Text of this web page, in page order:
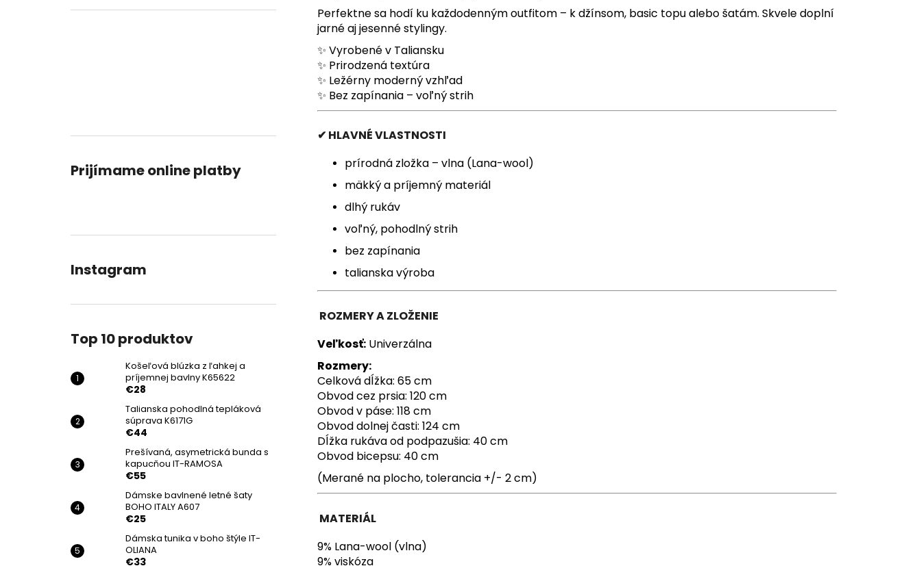
Prijímame online platby
Instagram
Top 10 produktov
Košeľová blúzka z ľahkej a
príjemnej bavlny K65622
€28
Talianska pohodlná tepláková
súprava K6171G
€44
Prešívaná, asymetrická bunda s
kapucňou IT-RAMOSA
€55
Dámske bavlnené letné šaty
BOHO ITALY A607
€25
Dámska tunika v boho štýle IT-
OLIANA
€33
Perfektne sa hodí ku každodenným outfitom – k džínsom, basic topu alebo šatám. Skvele doplní
jarné aj jesenné stylingy.
✨ Vyrobené v Taliansku
✨ Prirodzená textúra
✨ Ležérny moderný vzhľad
✨ Bez zapínania – voľný strih
✔ HLAVNÉ VLASTNOSTI
prírodná zložka – vlna (Lana-wool)
mäkký a príjemný materiál
dlhý rukáv
voľný, pohodlný strih
bez zapínania
talianska výroba
ROZMERY A ZLOŽENIE
Veľkosť: Univerzálna
Rozmery:
Celková dĺžka: 65 cm
Obvod cez prsia: 120 cm
Obvod v páse: 118 cm
Obvod dolnej časti: 124 cm
Dĺžka rukáva od podpazušia: 40 cm
Obvod bicepsu: 40 cm
(Merané na plocho, tolerancia +/- 2 cm)
MATERIÁL
9% Lana-wool (vlna)
9% viskóza